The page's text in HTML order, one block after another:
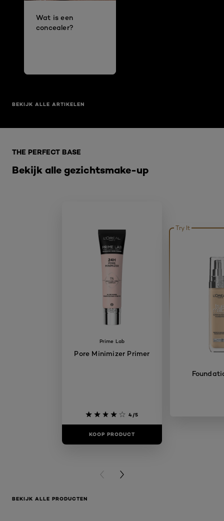
Wat is een
concealer?
BEKIJK ALLE ARTIKELEN
Bekijk alle gezichtsmake-up
THE PERFECT BASE
Prime Lab
Pore Minimizer Primer
4/5
KOOP PRODUCT
Try It
PREVIOUS CARD
NEXT CARD
BEKIJK ALLE PRODUCTEN